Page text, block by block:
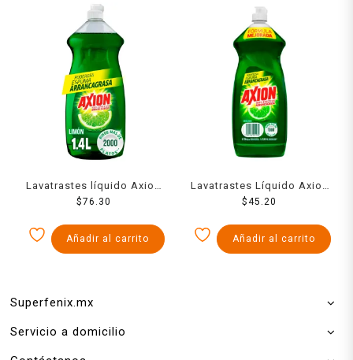
Lavatrastes líquido Axion
limón 1.4 l
$76.30
Añadir al carrito
Lavatrastes Líquido Axion
Limón 100% Efectivo
Poderosa Espuma 750 ml
$45.20
Añadir al carrito
Superfenix.mx
Servicio a domicilio